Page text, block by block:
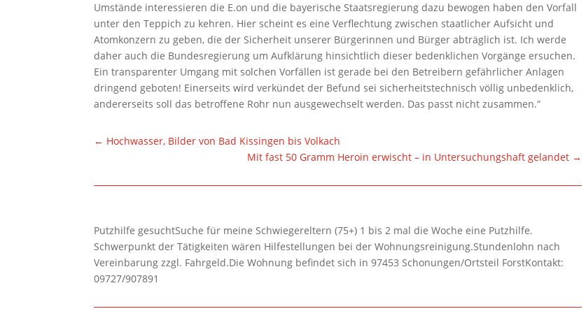
Umstände interessieren die E.on und die bayerische Staatsregierung dazu bewogen haben den Vorfall
unter den Teppich zu kehren. Hier scheint es eine Verflechtung zwischen staatlicher Aufsicht und
Atomkonzern zu geben, die der Sicherheit unserer Bürgerinnen und Bürger abträglich ist. Ich werde
daher auch die Bundesregierung um Aufklärung hinsichtlich dieser bedenklichen Vorgänge ersuchen.
Ein transparenter Umgang mit solchen Vorfällen ist gerade bei den Betreibern gefährlicher Anlagen
dringend geboten! Einerseits wird verkündet der Befund sei sicherheitstechnisch völlig unbedenklich,
andererseits soll das betroffene Rohr nun ausgewechselt werden. Das passt nicht zusammen.“
← Hochwasser, Bilder von Bad Kissingen bis Volkach
Mit fast 50 Gramm Heroin erwischt – in Untersuchungshaft gelandet →
Putzhilfe gesuchtSuche für meine Schwiegereltern (75+) 1 bis 2 mal die Woche eine Putzhilfe.
Schwerpunkt der Tätigkeiten wären Hilfestellungen bei der Wohnungsreinigung.Stundenlohn nach
Vereinbarung zzgl. Fahrgeld.Die Wohnung befindet sich in 97453 Schonungen/Ortsteil ForstKontakt:
09727/907891